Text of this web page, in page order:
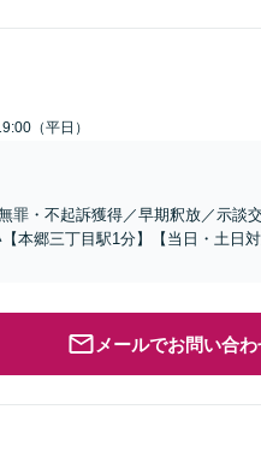
（平日）
罪・不起訴獲得／早期釈放／示談
本郷三丁目駅1分】【当日・土日
メールでお問い合